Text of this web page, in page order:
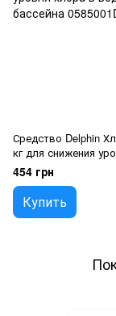
Средство Delphin
кг для снижения
в воде бассейна
454 грн
Купить